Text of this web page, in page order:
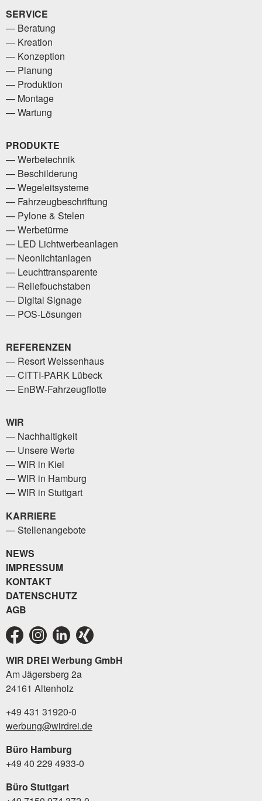
SERVICE
Beratung
Kreation
Konzeption
Planung
Produktion
Montage
Wartung
PRODUKTE
Werbetechnik
Beschilderung
Wegeleitsysteme
Fahrzeugbeschriftung
Pylone & Stelen
Werbetürme
LED Lichtwerbeanlagen
Neonlichtanlagen
Leuchttransparente
Reliefbuchstaben
Digital Signage
POS-Lösungen
REFERENZEN
Resort Weissenhaus
CITTI-PARK Lübeck
EnBW-Fahrzeugflotte
WIR
Nachhaltigkeit
Unsere Werte
WIR in Kiel
WIR in Hamburg
WIR in Stuttgart
KARRIERE
Stellenangebote
NEWS
IMPRESSUM
KONTAKT
DATENSCHUTZ
AGB
WIR DREI Werbung GmbH
Am Jägersberg 2a
24161 Altenholz
+49 431 31920-0
werbung@wirdrei.de
Büro Hamburg
+49 40 229 4933-0
Büro Stuttgart